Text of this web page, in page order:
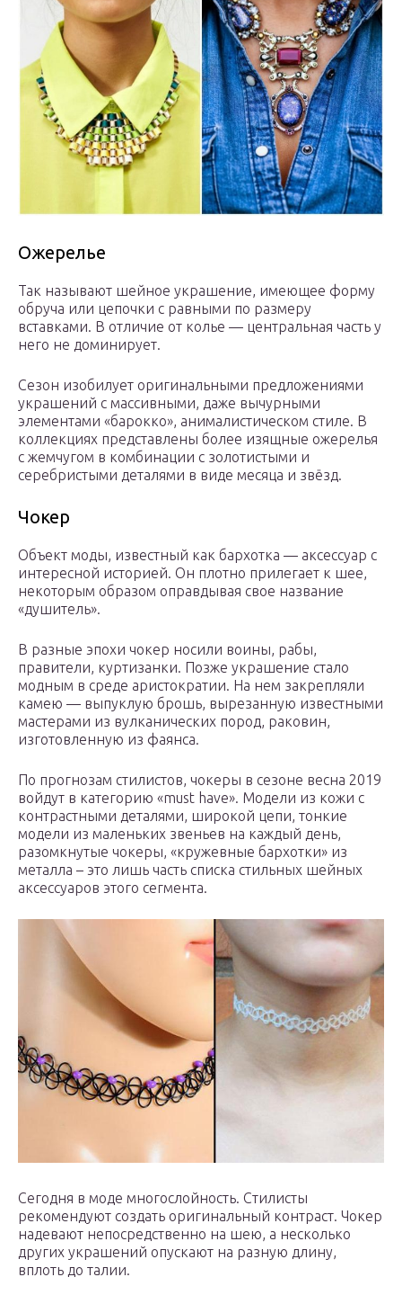
Ожерелье
Так называют шейное украшение, имеющее форму
обруча или цепочки с равными по размеру
вставками. В отличие от колье — центральная часть у
него не доминирует.
Сезон изобилует оригинальными предложениями
украшений с массивными, даже вычурными
элементами «барокко», анималистическом стиле. В
коллекциях представлены более изящные ожерелья
с жемчугом в комбинации с золотистыми и
серебристыми деталями в виде месяца и звёзд.
Чокер
Объект моды, известный как бархотка — аксессуар с
интересной историей. Он плотно прилегает к шее,
некоторым образом оправдывая свое название
«душитель».
В разные эпохи чокер носили воины, рабы,
правители, куртизанки. Позже украшение стало
модным в среде аристократии. На нем закрепляли
камею — выпуклую брошь, вырезанную известными
мастерами из вулканических пород, раковин,
изготовленную из фаянса.
По прогнозам стилистов, чокеры в сезоне весна 2019
войдут в категорию «must have». Модели из кожи с
контрастными деталями, широкой цепи, тонкие
модели из маленьких звеньев на каждый день,
разомкнутые чокеры, «кружевные бархотки» из
металла – это лишь часть списка стильных шейных
аксессуаров этого сегмента.
Сегодня в моде многослойность. Стилисты
рекомендуют создать оригинальный контраст. Чокер
надевают непосредственно на шею, а несколько
других украшений опускают на разную длину,
вплоть до талии.